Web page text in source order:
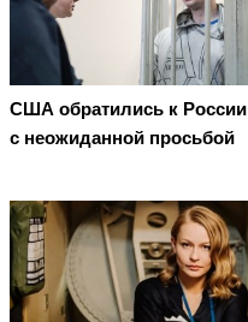
США обратились к России
с неожиданной просьбой